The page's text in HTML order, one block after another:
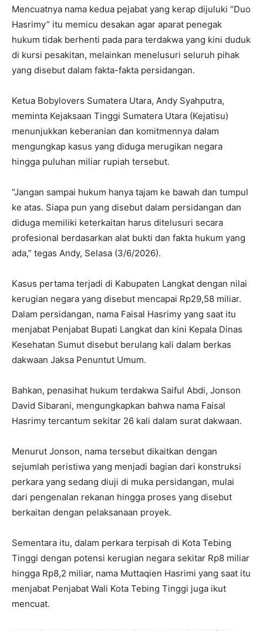
Mencuatnya nama kedua pejabat yang kerap dijuluki “Duo
Hasrimy” itu memicu desakan agar aparat penegak
hukum tidak berhenti pada para terdakwa yang kini duduk
di kursi pesakitan, melainkan menelusuri seluruh pihak
yang disebut dalam fakta-fakta persidangan.
Ketua Bobylovers Sumatera Utara, Andy Syahputra,
meminta Kejaksaan Tinggi Sumatera Utara (Kejatisu)
menunjukkan keberanian dan komitmennya dalam
mengungkap kasus yang diduga merugikan negara
hingga puluhan miliar rupiah tersebut.
“Jangan sampai hukum hanya tajam ke bawah dan tumpul
ke atas. Siapa pun yang disebut dalam persidangan dan
diduga memiliki keterkaitan harus ditelusuri secara
profesional berdasarkan alat bukti dan fakta hukum yang
ada,” tegas Andy, Selasa (3/6/2026).
Kasus pertama terjadi di Kabupaten Langkat dengan nilai
kerugian negara yang disebut mencapai Rp29,58 miliar.
Dalam persidangan, nama Faisal Hasrimy yang saat itu
menjabat Penjabat Bupati Langkat dan kini Kepala Dinas
Kesehatan Sumut disebut berulang kali dalam berkas
dakwaan Jaksa Penuntut Umum.
Bahkan, penasihat hukum terdakwa Saiful Abdi, Jonson
David Sibarani, mengungkapkan bahwa nama Faisal
Hasrimy tercantum sekitar 26 kali dalam surat dakwaan.
Menurut Jonson, nama tersebut dikaitkan dengan
sejumlah peristiwa yang menjadi bagian dari konstruksi
perkara yang sedang diuji di muka persidangan, mulai
dari pengenalan rekanan hingga proses yang disebut
berkaitan dengan pelaksanaan proyek.
Sementara itu, dalam perkara terpisah di Kota Tebing
Tinggi dengan potensi kerugian negara sekitar Rp8 miliar
hingga Rp8,2 miliar, nama Muttaqien Hasrimi yang saat itu
menjabat Penjabat Wali Kota Tebing Tinggi juga ikut
mencuat.